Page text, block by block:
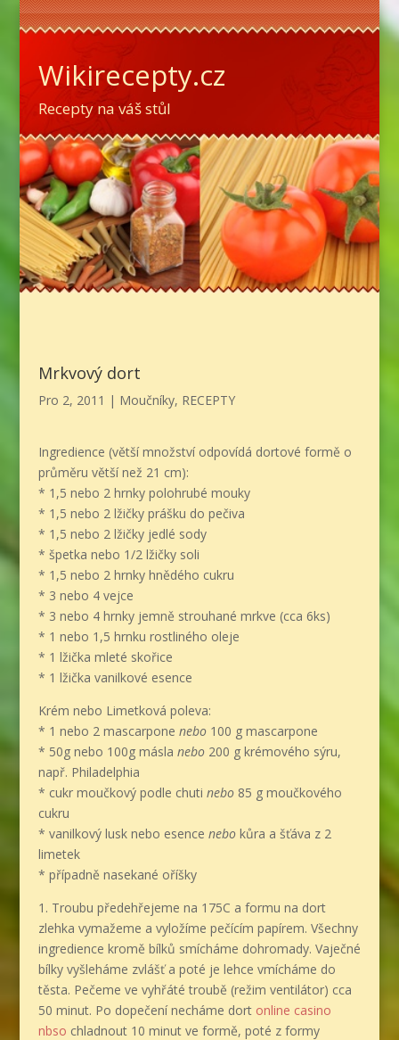
Wikirecepty.cz
Recepty na váš stůl
Mrkvový dort
Pro 2, 2011 | Moučníky, RECEPTY
Ingredience (větší množství odpovídá dortové formě o
průměru větší než 21 cm):
* 1,5 nebo 2 hrnky polohrubé mouky
* 1,5 nebo 2 lžičky prášku do pečiva
* 1,5 nebo 2 lžičky jedlé sody
* špetka nebo 1/2 lžičky soli
* 1,5 nebo 2 hrnky hnědého cukru
* 3 nebo 4 vejce
* 3 nebo 4 hrnky jemně strouhané mrkve (cca 6ks)
* 1 nebo 1,5 hrnku rostliného oleje
* 1 lžička mleté skořice
* 1 lžička vanilkové esence
Krém nebo Limetková poleva:
* 1 nebo 2 mascarpone nebo100 g mascarpone
* 50g nebo 100g másla nebo200 g krémového sýru,
např. Philadelphia
* cukr moučkový podle chuti nebo85 g moučkového
cukru
* vanilkový lusk nebo esence nebokůra a šťáva z 2
limetek
* případně nasekané oříšky
1. Troubu předehřejeme na 175C a formu na dort
zlehka vymažeme a vyložíme pečícím papírem. Všechny
ingredience kromě bílků smícháme dohromady. Vaječné
bílky vyšleháme zvlášť a poté je lehce vmícháme do
těsta. Pečeme ve vyhřáté troubě (režim ventilátor) cca
50 minut. Po dopečení necháme dort online casino
nbso chladnout 10 minut ve formě, poté z formy